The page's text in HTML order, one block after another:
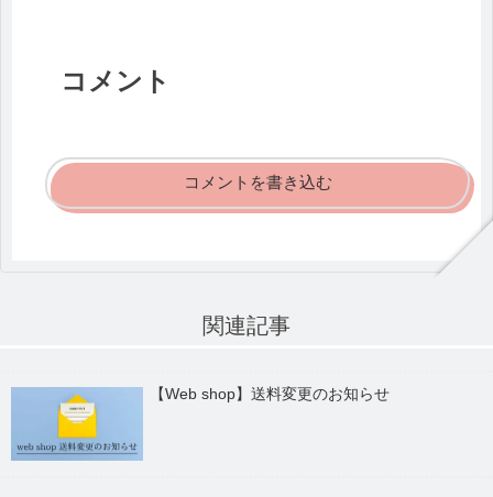
コメント
コメントを書き込む
関連記事
【Web shop】送料変更のお知らせ